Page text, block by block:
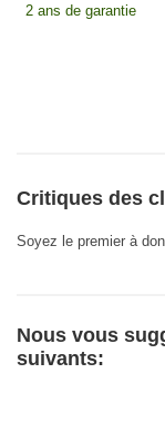
2 ans de garantie
Critiques des
Soyez le premier à
Nous vous
suivants: